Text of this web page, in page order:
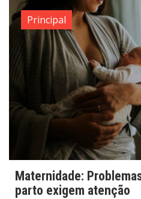
Principal
Maternidade:
parto exigem atenção